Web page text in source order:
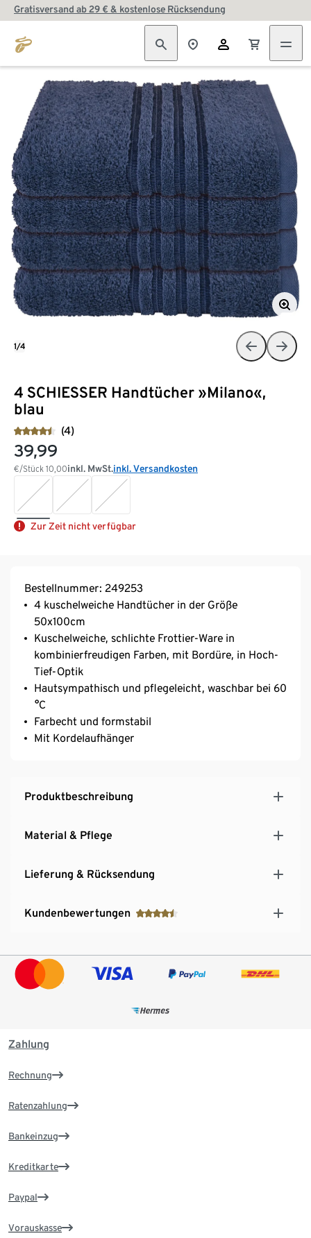
Gratisversand ab 29 € & kostenlose Rücksendung
4 SCHIESSER Handtücher »Milano«,
blau
(4)
39,99
€/Stück 10,00inkl. MwSt.inkl. Versandkosten
Zur Zeit nicht verfügbar
1/4
Bestellnummer: 249253
4 kuschelweiche Handtücher in der Größe
50x100cm
Kuschelweiche, schlichte Frottier-Ware in
kombinierfreudigen Farben, mit Bordüre, in Hoch-
Tief-Optik
Hautsympathisch und pflegeleicht, waschbar bei 60
°C
Farbecht und formstabil
Mit Kordelaufhänger
Produktbeschreibung
Material & Pflege
Lieferung & Rücksendung
Kundenbewertungen
Zahlung
Rechnung
Ratenzahlung
Bankeinzug
Kreditkarte
Paypal
Vorauskasse